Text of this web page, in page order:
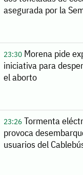
asegurada por la
23:30Morena pide
iniciativa para
el aborto
23:26Tormenta
provoca
usuarios del